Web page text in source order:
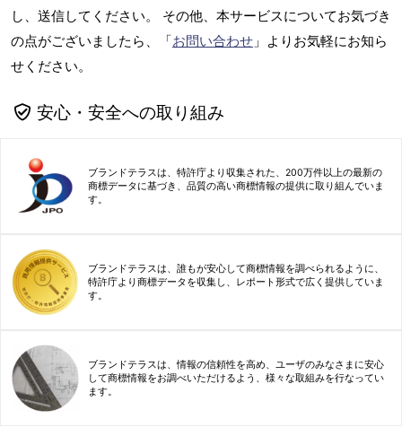
し、送信してください。 その他、本サービスについてお気づき
の点がございましたら、「お問い合わせ 」よりお気軽にお知ら
せください。
安心・安全への取り組み
ブランドテラスは、特許庁より収集された、200万件以上の最新の
商標データに基づき、品質の高い商標情報の提供に取り組んでいま
す。
ブランドテラスは、誰もが安心して商標情報を調べられるように、
特許庁より商標データを収集し、レポート形式で広く提供していま
す。
ブランドテラスは、情報の信頼性を高め、ユーザのみなさまに安心
して商標情報をお調べいただけるよう、様々な取組みを行なってい
ます。